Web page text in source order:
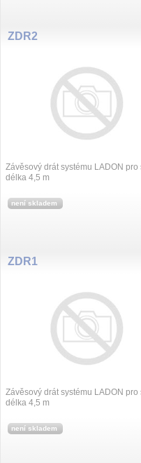
ZDR2
Závěsový drát systému LADON
délka 4,5 m
není skladem
ZDR1
Závěsový drát systému LADON
délka 4,5 m
není skladem